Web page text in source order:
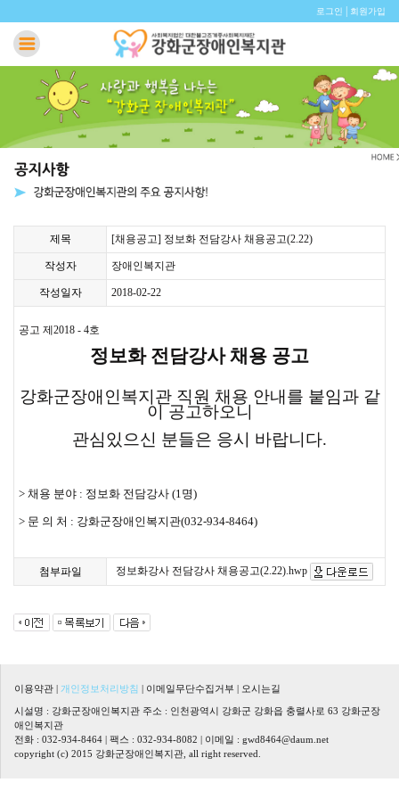
로그인 회원가입
제목 [채용공고] 정보화 전담강사 채용공고(2.22)
작성자 장애인복지관
작성일자 2018-02-22
공고 제2018 - 4호
정보화 전담강사 채용 공고
강화군장애인복지관 직원 채용 안내를 붙임과 같
이 공고하오니
관심있으신 분들은 응시 바랍니다.
> 채용 분야 : 정보화 전담강사 (1명)
> 문 의 처 : 강화군장애인복지관(032-934-8464)
첨부파일 정보화강사 전담강사 채용공고(2.22).hwp
이용약관 | 개인정보처리방침 | 이메일무단수집거부 | 오시는길
시설명 : 강화군장애인복지관 주소 : 인천광역시 강화군 강화읍 충렬사로 63 강화군장
애인복지관
전화 : 032-934-8464 | 팩스 : 032-934-8082 | 이메일 : gwd8464@daum.net
copyright (c) 2015 강화군장애인복지관, all right reserved.